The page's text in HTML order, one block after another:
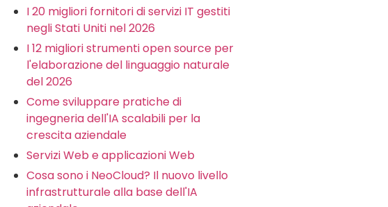
I 20 migliori fornitori di servizi IT gestiti
negli Stati Uniti nel 2026
I 12 migliori strumenti open source per
l'elaborazione del linguaggio naturale
del 2026
Come sviluppare pratiche di
ingegneria dell'IA scalabili per la
crescita aziendale
Servizi Web e applicazioni Web
Cosa sono i NeoCloud? Il nuovo livello
infrastrutturale alla base dell'IA